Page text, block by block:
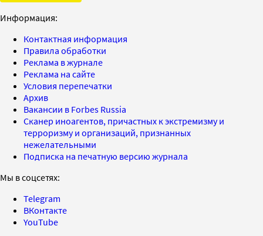
Информация:
Контактная информация
Правила обработки
Реклама в журнале
Реклама на сайте
Условия перепечатки
Архив
Вакансии в Forbes Russia
Сканер иноагентов, причастных к экстремизму и
терроризму и организаций, признанных
нежелательными
Подписка на печатную версию журнала
Мы в соцсетях:
Telegram
ВКонтакте
YouTube